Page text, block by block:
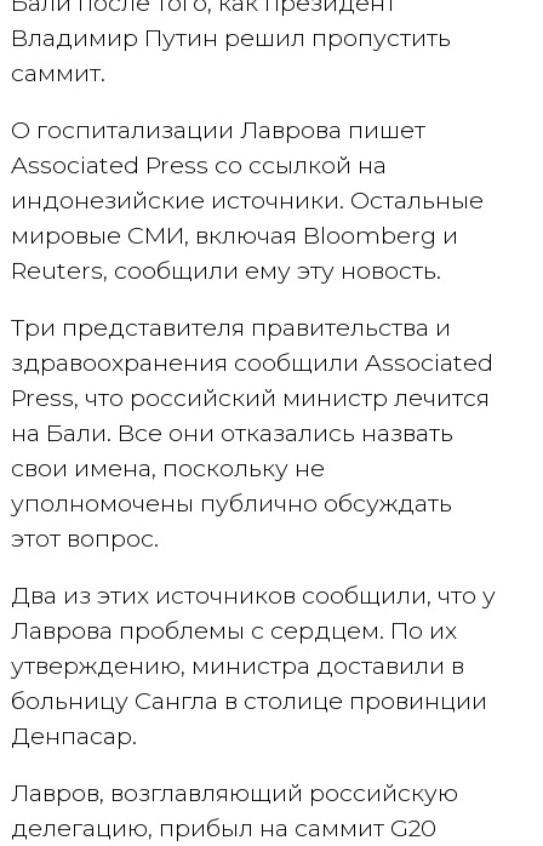
Владимир Путин решил пропустить
саммит.
О госпитализации Лаврова пишет
Associated Press со ссылкой на
индонезийские источники. Остальные
мировые СМИ, включая Bloomberg и
Reuters, сообщили ему эту новость.
Три представителя правительства и
здравоохранения сообщили Associated
Press, что российский министр лечится
на Бали. Все они отказались назвать
свои имена, поскольку не
уполномочены публично обсуждать
этот вопрос.
Два из этих источников сообщили, что у
Лаврова проблемы с сердцем. По их
утверждению, министра доставили в
больницу Сангла в столице провинции
Денпасар.
Лавров, возглавляющий российскую
делегацию, прибыл на саммит G20